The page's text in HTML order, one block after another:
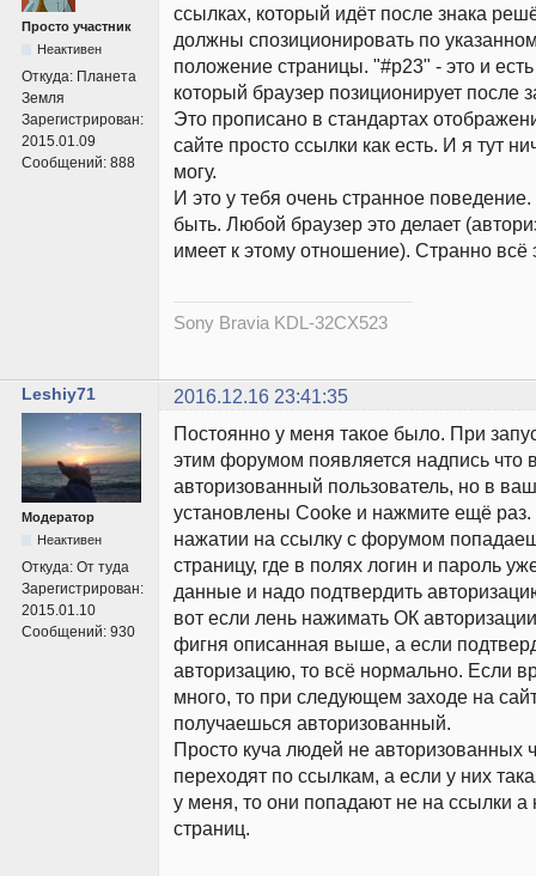
Просто участник
Неактивен
Откуда: Планета
Земля
Зарегистрирован:
2015.01.09
Сообщений: 888
ссылках, который идёт после знака
должны спозиционировать по
положение страницы. "#p23" - это и
который браузер позиционирует после
Это прописано в стандартах
сайте просто ссылки как есть. И я тут
могу.
И это у тебя очень странное
быть. Любой браузер это делает
имеет к этому отношение). Странно всё
Sony Bravia KDL-32CX523
Leshiy71 2016.12.16 23:41:35
Модератор
Неактивен
Откуда: От туда
Зарегистрирован:
2015.01.10
Сообщений: 930
Постоянно у меня такое было. При
этим форумом появляется надпись что
авторизованный пользователь, но в
установлены Cooke и нажмите ещё
нажатии на ссылку с форумом
страницу, где в полях логин и пароль
данные и надо подтвердить
вот если лень нажимать ОК
фигня описанная выше, а если
авторизацию, то всё нормально. Если
много, то при следующем заходе на
получаешься авторизованный.
Просто куча людей не авторизованных
переходят по ссылкам, а если у них
у меня, то они попадают не на ссылки а
страниц.